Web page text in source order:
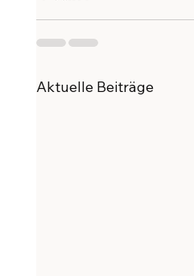
Aktuelle Beiträge